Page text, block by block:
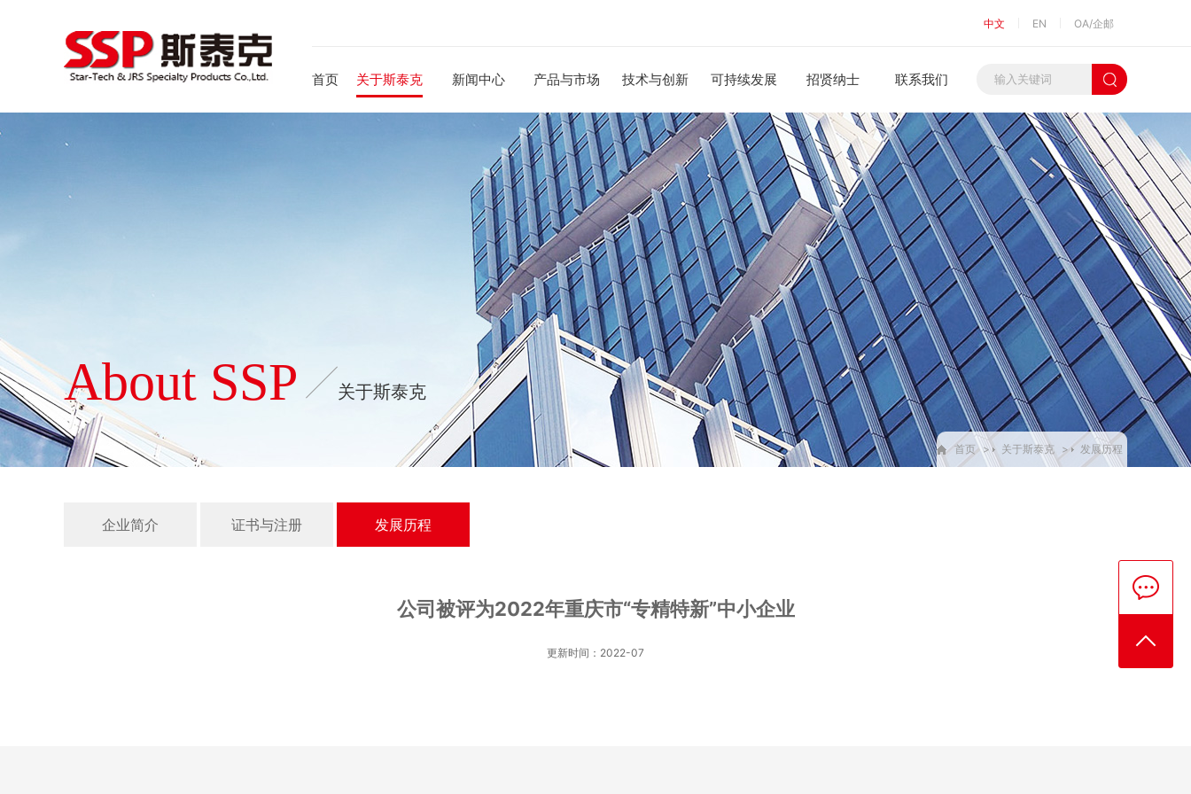
中文 EN OA/企邮
首页 关于斯泰克 新闻中心 产品与市场 技术与创新 可持续发展 招贤纳士 联系我们
About SSP 关于斯泰克
首页 > 关于斯泰克 > 发展历程
企业简介 证书与注册 发展历程
公司被评为2022年重庆市“专精特新”中小企业
更新时间：2022-07